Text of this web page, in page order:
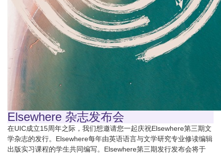
Elsewhere 杂志发布会
在UIC成立15周年之际，我们想邀请您一起庆祝Elsewhere第三期文
学杂志的发行。Elsewhere每年由英语语言与文学研究专业修读编辑
出版实习课程的学生共同编写。Elsewhere第三期发行发布会将于